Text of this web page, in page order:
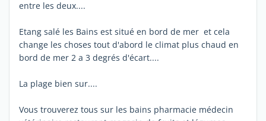
entre les deux....
Etang salé les Bains est situé en bord de mer et cela
change les choses tout d'abord le climat plus chaud en
bord de mer 2 a 3 degrés d'écart....
La plage bien sur....
Vous trouverez tous sur les bains pharmacie médecin